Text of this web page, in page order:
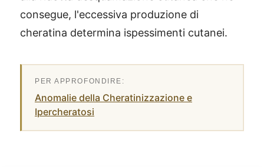
consegue, l'eccessiva produzione di
cheratina determina ispessimenti cutanei.
Anomalie della Cheratinizzazione e
Ipercheratosi